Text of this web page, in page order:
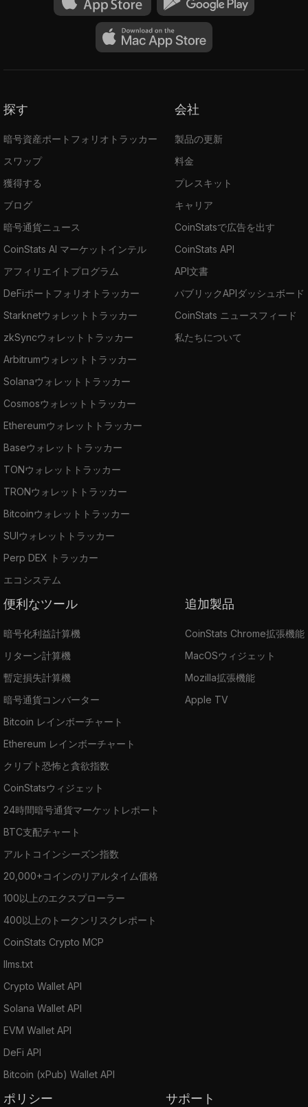
探す
暗号資産ポートフォリオトラッカー
スワップ
獲得する
ブログ
暗号通貨ニュース
CoinStats AI マーケットインテル
アフィリエイトプログラム
DeFiポートフォリオトラッカー
Starknetウォレットトラッカー
zkSyncウォレットトラッカー
Arbitrumウォレットトラッカー
Solanaウォレットトラッカー
Cosmosウォレットトラッカー
Ethereumウォレットトラッカー
Baseウォレットトラッカー
TONウォレットトラッカー
TRONウォレットトラッカー
Bitcoinウォレットトラッカー
SUIウォレットトラッカー
Perp DEX トラッカー
エコシステム
会社
製品の更新
料金
プレスキット
キャリア
CoinStatsで広告を出す
CoinStats API
API文書
パブリックAPIダッシュボード
CoinStats ニュースフィード
私たちについて
便利なツール
暗号化利益計算機
リターン計算機
暫定損失計算機
暗号通貨コンバーター
Bitcoin レインボーチャート
Ethereum レインボーチャート
クリプト恐怖と貪欲指数
CoinStatsウィジェット
24時間暗号通貨マーケットレポート
BTC支配チャート
アルトコインシーズン指数
20,000+コインのリアルタイム価格
100以上のエクスプローラー
400以上のトークンリスクレポート
CoinStats Crypto MCP
llms.txt
Crypto Wallet API
Solana Wallet API
EVM Wallet API
DeFi API
Bitcoin (xPub) Wallet API
追加製品
CoinStats Chrome拡張機能
MacOSウィジェット
Mozilla拡張機能
Apple TV
ポリシー サポート